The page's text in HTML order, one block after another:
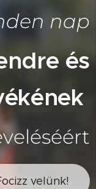
nap
és
velünk!